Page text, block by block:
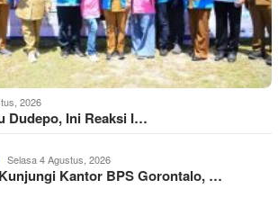
2026
Dudepo, Ini Reaksi I…
Selasa 4 Agustus, 2026
Kantor BPS Gorontalo, …